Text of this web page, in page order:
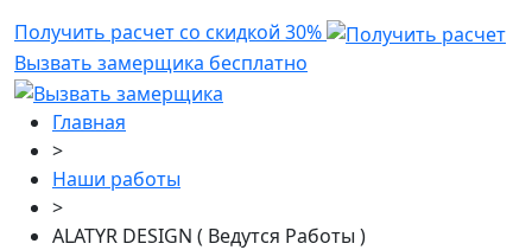
Получить расчет со скидкой 30%
Вызвать замерщика бесплатно
Главная
>
Наши работы
>
ALATYR DESIGN ( Ведутся Работы )